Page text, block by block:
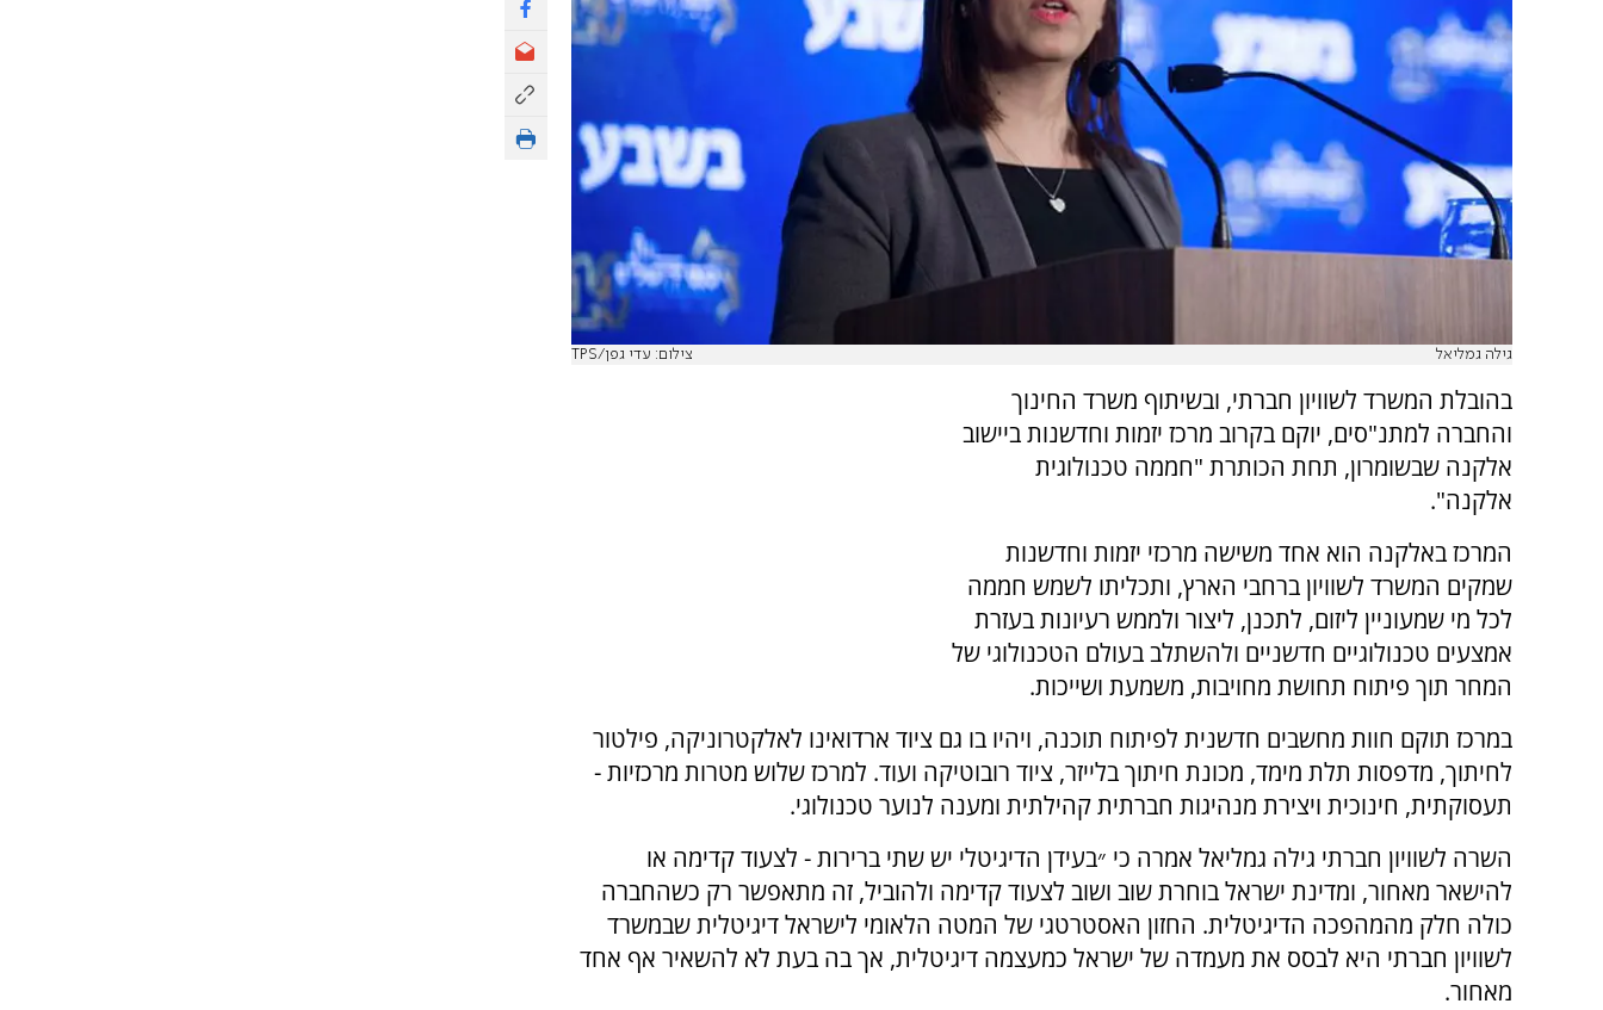
גילה גמליאל צילום: עדי גפן/TPS
בהובלת המשרד לשוויון חברתי, ובשיתוף משרד החינוך
והחברה למתנ"סים, יוקם בקרוב מרכז יזמות וחדשנות ביישוב
אלקנה שבשומרון, תחת הכותרת "חממה טכנולוגית
אלקנה".
המרכז באלקנה הוא אחד משישה מרכזי יזמות וחדשנות
שמקים המשרד לשוויון ברחבי הארץ, ותכליתו לשמש חממה
לכל מי שמעוניין ליזום, לתכנן, ליצור ולממש רעיונות בעזרת
אמצעים טכנולוגיים חדשניים ולהשתלב בעולם הטכנולוגי של
המחר תוך פיתוח תחושת מחויבות, משמעת ושייכות.
במרכז תוקם חוות מחשבים חדשנית לפיתוח תוכנה, ויהיו בו גם ציוד ארדואינו לאלקטרוניקה, פילטור
לחיתוך, מדפסות תלת מימד, מכונת חיתוך בלייזר, ציוד רובוטיקה ועוד. למרכז שלוש מטרות מרכזיות -
תעסוקתית, חינוכית ויצירת מנהיגות חברתית קהילתית ומענה לנוער טכנולוגי.
השרה לשוויון חברתי גילה גמליאל אמרה כי ״בעידן הדיגיטלי יש שתי ברירות - לצעוד קדימה או
להישאר מאחור, ומדינת ישראל בוחרת שוב ושוב לצעוד קדימה ולהוביל, זה מתאפשר רק כשהחברה
כולה חלק מהמהפכה הדיגיטלית. החזון האסטרטגי של המטה הלאומי לישראל דיגיטלית שבמשרד
לשוויון חברתי היא לבסס את מעמדה של ישראל כמעצמה דיגיטלית, אך בה בעת לא להשאיר אף אחד
מאחור.